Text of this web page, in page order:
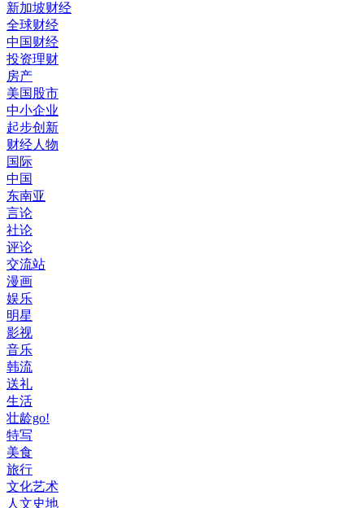
新加坡财经
全球财经
中国财经
投资理财
房产
美国股市
中小企业
起步创新
财经人物
国际
中国
东南亚
言论
社论
评论
交流站
漫画
娱乐
明星
影视
音乐
韩流
送礼
生活
壮龄go!
特写
美食
旅行
文化艺术
人文史地